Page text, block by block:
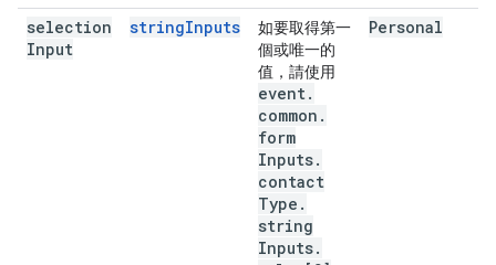
selection
Input
stringInputs
如要取得第一
個或唯一的
值，請使用
event.
common .
form
Inputs.
contact
Type .
string
Inputs.
Personal